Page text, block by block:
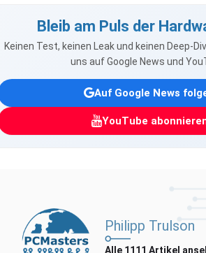
Bleib am Puls der
Keinen Test, keinen Leak und keinen Deep-
uns auf Google News und
Auf Google News
YouTube
Philipp Trulson
Alle 1111 Artikel